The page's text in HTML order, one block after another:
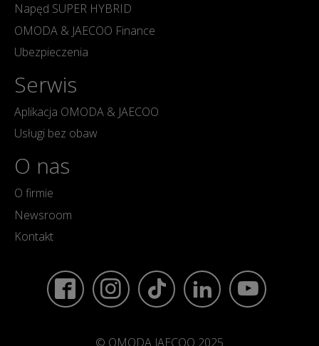
Napęd SUPER HYBRID
OMODA & JAECOO Finance
Ubezpieczenia
Serwis
Aplikacja OMODA & JAECOO
Usługi bez obaw
O nas
O firmie
Newsroom
Kontakt
© OMODA JAECOO 2025